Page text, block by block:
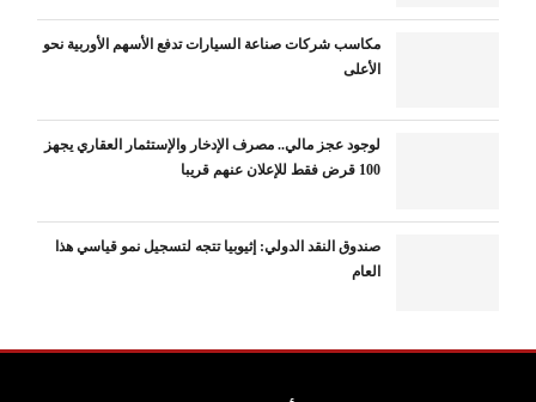
مكاسب شركات صناعة السيارات تدفع الأسهم الأوربية نحو
الأعلى
لوجود عجز مالي.. مصرف الإدخار والإستثمار العقاري يجهز
100 قرض فقط للإعلان عنهم قريبا
صندوق النقد الدولي: إثيوبيا تتجه لتسجيل نمو قياسي هذا
العام